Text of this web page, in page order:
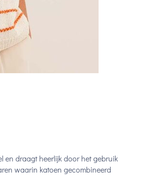
en draagt heerlijk door het gebruik
waarin katoen gecombineerd